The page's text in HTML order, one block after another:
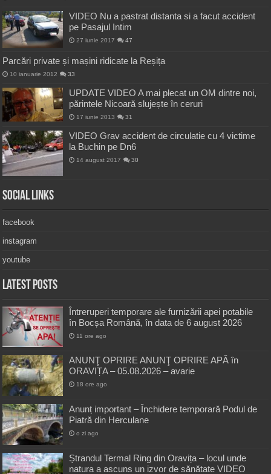
VIDEO Nu a pastrat distanta si a facut accident
pe Pasajul Intim
27 iunie 2017 47
Parcări private și mașini ridicate la Reșița
10 ianuarie 2012 33
UPDATE VIDEO A mai plecat un OM dintre noi,
părintele Nicoară slujește în ceruri
17 iunie 2013 31
VIDEO Grav accident de circulatie cu 4 victime
la Buchin pe Dn6
14 august 2017 30
Social Links
facebook
instagram
youtube
Latest Posts
Întreruperi temporare ale furnizării apei potabile
în Bocșa Română, în data de 6 august 2026
11 ore ago
ANUNŢ OPRIRE ANUNŢ OPRIRE APĂ în
ORAVIȚA – 05.08.2026 – avarie
18 ore ago
Anunț important – Închidere temporară Podul de
Piatră din Herculane
o zi ago
Ștrandul Termal Ring din Oravița – locul unde
natura a ascuns un izvor de sănătate VIDEO